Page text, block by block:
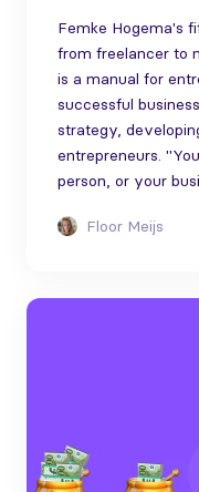
Femke Hogema's
from freelancer to
is a manual for
successful
strategy,
entrepreneurs.
person, or your
Floor Meijs